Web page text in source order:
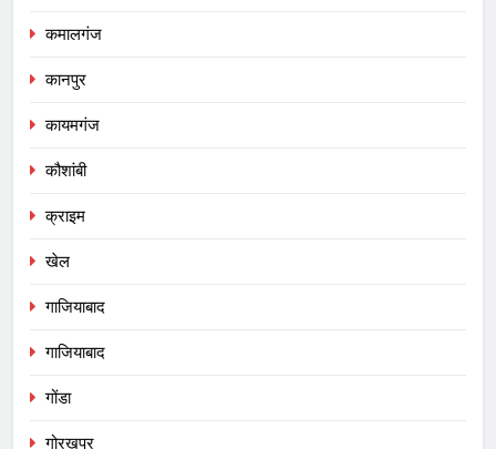
कमालगंज
कानपुर
कायमगंज
कौशांबी
क्राइम
खेल
गाजियाबाद
गाजियाबाद
गोंडा
गोरखपुर